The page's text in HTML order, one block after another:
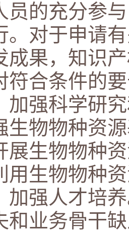
员的充分参
。对于申请
成果，知识
符合条件的
科学研究
生物物种资
展生物物种
用生物物种
人才培养
和业务骨干